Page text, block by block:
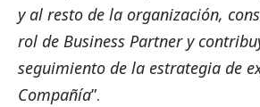
y al resto de la organización,
rol de Business Partner y
seguimiento de la estrategia de
Compañía”.